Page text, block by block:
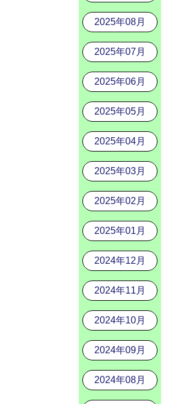
2025年08月
2025年07月
2025年06月
2025年05月
2025年04月
2025年03月
2025年02月
2025年01月
2024年12月
2024年11月
2024年10月
2024年09月
2024年08月